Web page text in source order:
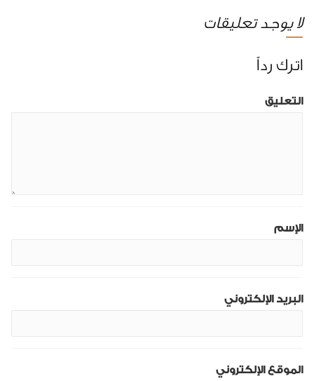
لا يوجد تعليقات
اترك رداً
التعليق
الإسم
البريد الإلكتروني
الموقع الإلكتروني